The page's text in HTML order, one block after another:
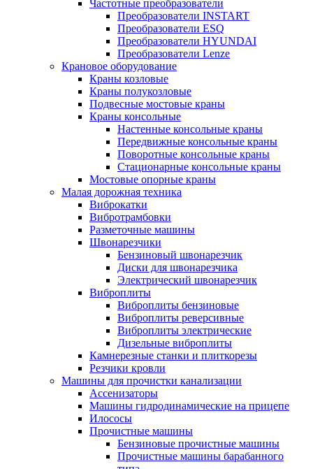
Частотные преобразователи
Преобразователи INSTART
Преобразователи ESQ
Преобразователи HYUNDAI
Преобразователи Lenze
Крановое оборудование
Краны козловые
Краны полукозловые
Подвесные мостовые краны
Краны консольные
Настенные консольные краны
Передвижные консольные краны
Поворотные консольные краны
Стационарные консольные краны
Мостовые опорные краны
Малая дорожная техника
Виброкатки
Вибротрамбовки
Разметочные машины
Швонарезчики
Бензиновый швонарезчик
Диски для швонарезчика
Электрический швонарезчик
Виброплиты
Виброплиты бензиновые
Виброплиты реверсивные
Виброплиты электрические
Дизельные виброплиты
Камнерезные станки и плиткорезы
Резчики кровли
Машины для прочистки канализации
Ассенизаторы
Машины гидродинамические на прицепе
Илососы
Прочистные машины
Бензиновые прочистные машины
Прочистные машины барабанного